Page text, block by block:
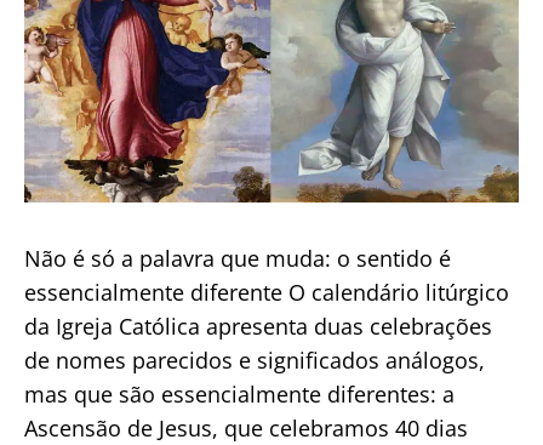
Não é só a palavra que muda: o sentido é
essencialmente diferente O calendário litúrgico
da Igreja Católica apresenta duas celebrações
de nomes parecidos e significados análogos,
mas que são essencialmente diferentes: a
Ascensão de Jesus, que celebramos 40 dias